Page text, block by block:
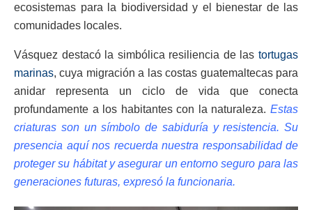
ecosistemas para la biodiversidad y el bienestar de las
comunidades locales.
Vásquez destacó la simbólica resiliencia de las tortugas
marinas, cuya migración a las costas guatemaltecas para
anidar representa un ciclo de vida que conecta
profundamente a los habitantes con la naturaleza. Estas
criaturas son un símbolo de sabiduría y resistencia. Su
presencia aquí nos recuerda nuestra responsabilidad de
proteger su hábitat y asegurar un entorno seguro para las
generaciones futuras, expresó la funcionaria.